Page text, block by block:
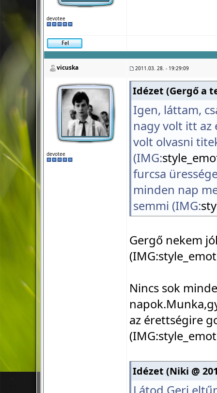
devotee
vicuska 2011.03. 28. - 19:29:09
devotee
Idézet (Gergő a
Igen, láttam,
nagy volt itt az
volt olvasni
(IMG:
furcsa
minden nap
semmi (IMG:
Gergő nekem
(IMG:
Nincs sok
az érettségire
(IMG:
Idézet (Niki @